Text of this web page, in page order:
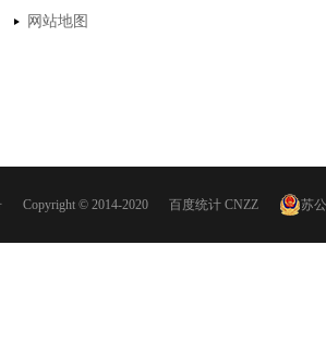
网站地图
Copyright © 2014-2020 百度统计 CNZZ 苏